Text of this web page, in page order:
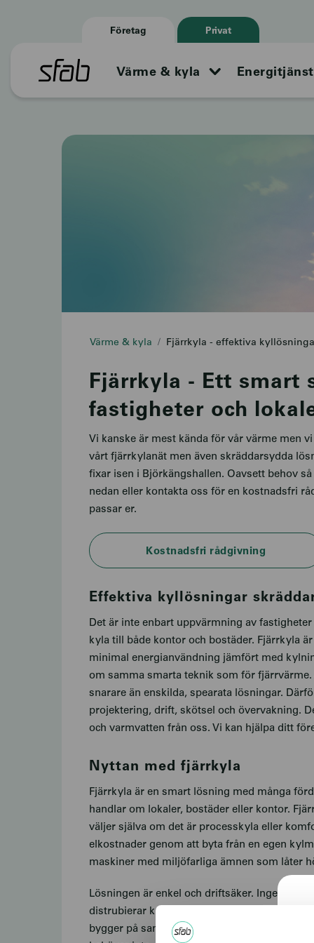
Företag Privat
Värme & kyla
Värme & kyla Fjärrkyla - effektiva
Fjärrkyla - Ett smart
fastigheter och
Vi kanske är mest kända för vår värme men
vårt fjärrkylanät men även skräddarsydda
fixar isen i Björkängshallen. Oavsett behov
nedan eller kontakta oss för en kostnadsfri
passar er.
Kostnadsfri rådgivning
Effektiva kyllösningar
Det är inte enbart uppvärmning av
kyla till både kontor och bostäder. Fjärrkyla
minimal energianvändning jämfört med
om samma smarta teknik som för
snarare än enskilda, spearata lösningar.
projektering, drift, skötsel och övervakning.
och varmvatten från oss. Vi kan hjälpa ditt
Nyttan med fjärrkyla
Fjärrkyla är en smart lösning med många
handlar om lokaler, bostäder eller kontor.
väljer själva om det är processkyla eller
elkostnader genom att byta från en egen
maskiner med miljöfarliga ämnen som låter
Lösningen är enkel och driftsäker. Inget
distrubierar kylan, vi ser till att allt funkar
bygger på samma teknik som fjärrvärme.